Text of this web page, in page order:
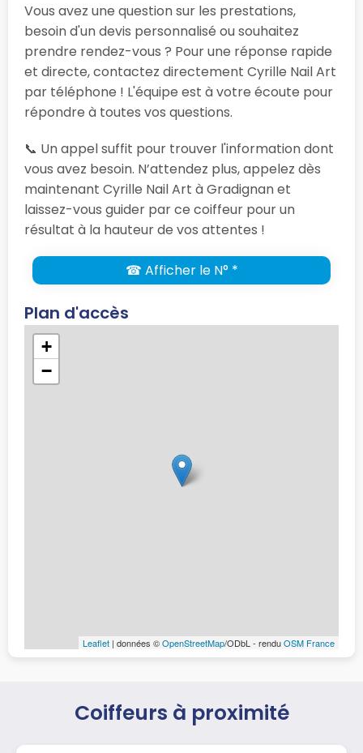
Vous avez une question sur les prestations,
besoin d'un devis personnalisé ou souhaitez
prendre rendez-vous ? Pour une réponse rapide
et directe, contactez directement Cyrille Nail Art
par téléphone ! L'équipe est à votre écoute pour
répondre à toutes vos questions.
📞 Un appel suffit pour trouver l'information dont
vous avez besoin. N’attendez plus, appelez dès
maintenant Cyrille Nail Art à Gradignan et
laissez-vous guider par ce coiffeur pour un
résultat à la hauteur de vos attentes !
☎ Afficher le N° *
Plan d'accès
+
−
Leaflet | données ©OpenStreetMap/ODbL - renduOSM France
Coiffeurs à proximité